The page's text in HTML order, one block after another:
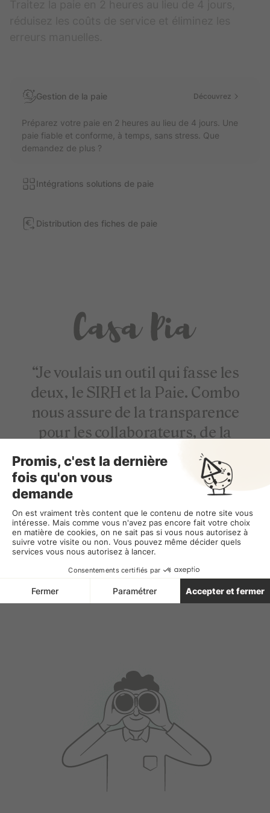
Gestion de la paie Découvrez
Préparez votre paie en 2 heures au lieu de 4 jours. Une
paie fiable et conforme, à temps, sans stress. Que
demandez de plus ?
Intégrations solutions de paie
Distribution des fiches de paie
“Je voulais un outil qui fasse les
deux, le SIRH et la Paie. Combo
nous assure de la transparence
pour les collaborateurs, de la
simplicité pour la fin de mois et de
la fluidité. Avoir les deux solutions
évite les allers-retours et crée la
fluidité dont nous avons besoin”.
Victor, co-fondateur de Casa Pia